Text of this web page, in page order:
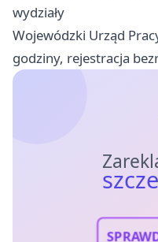
wydziały
Wojewódzki Urząd
godziny, rejestracja